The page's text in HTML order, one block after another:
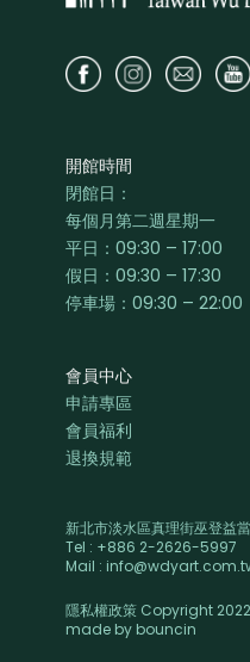
開館時間
閉館日：
每個月第二週星期一
平日： 09:30 – 17:00
假日：09:30 – 17:30
停車場：09:30 – 22:00
會員中心
申請專區
會員福利
退換規範
新北市淡水區真理街巫登益
Tel : +886 2-2626-5997
Mail :
隱私權政策 Copyright
made by bouncin